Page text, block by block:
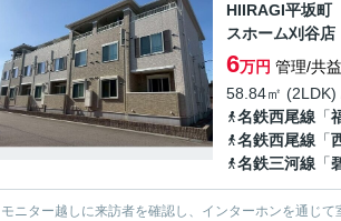
HIIRAGI平坂
スホーム刈谷店
6万円 管理/共
58.84㎡ (2LDK)
名鉄西尾線 「
名鉄西尾線 「
名鉄三河線 「
モニター越しに来訪者を確認し、インターホンを通じ